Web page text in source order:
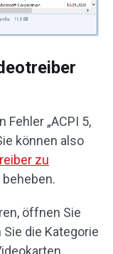
„ACPI 5,
können also
zu
öffnen Sie
die Kategorie